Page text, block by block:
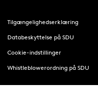
Tilgængelighedserklæring
Databeskyttelse på SDU
Cookie-indstillinger
Whistleblowerordning på SDU